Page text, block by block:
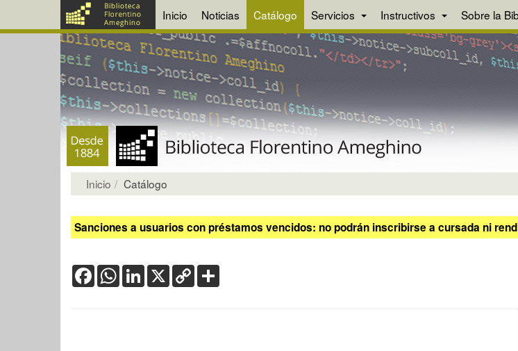
Inicio Noticias Catálogo Servicios Instructivos Sobre la
Inicio Catálogo
Sanciones a usuarios con préstamos vencidos: no podrán inscribirse a cursada ni
FacebookWhatsApp
LinkedIn
X Copy
Link